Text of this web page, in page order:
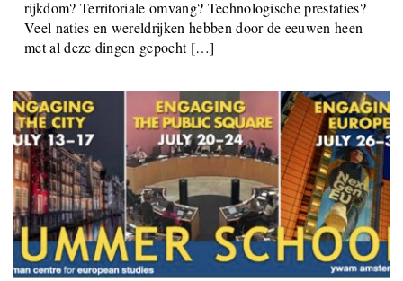
rijkdom? Territoriale omvang? Technologische prestaties?
Veel naties en wereldrijken hebben door de eeuwen heen
met al deze dingen gepocht […]